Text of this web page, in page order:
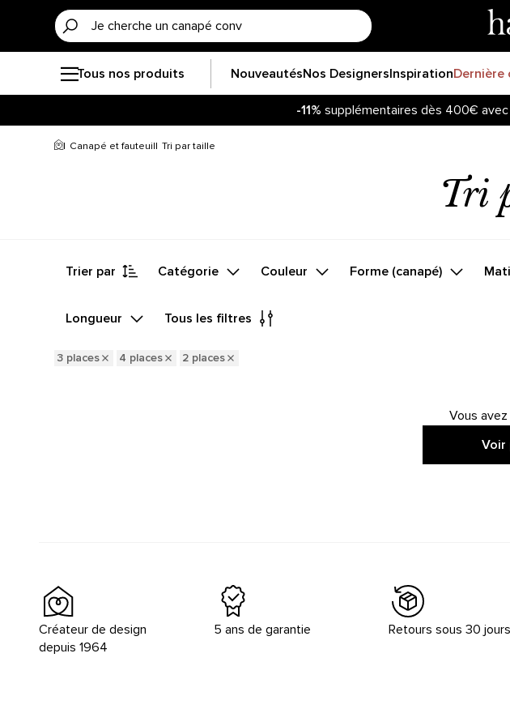
Tous nos produits NouveautésNos DesignersInspirationDernière
-11% supplémentaires dès 400€
Canapé et fauteuil Tri par taille
Tri
Trier par Catégorie Couleur Forme (canapé)
Longueur Tous les filtres
3 places 4 places 2 places
Vous
Voir
Créateur de design
depuis 1964
5 ans de garantie Retours sous 30 jours